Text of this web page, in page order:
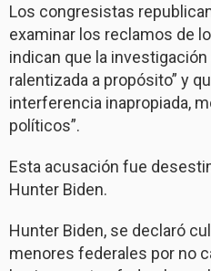
Los congresistas
examinar los reclamos de
indican que la
ralentizada a propósito” y
interferencia inapropiada,
políticos”.
Esta acusación fue
Hunter Biden.
Hunter Biden, se declaró
menores federales por no